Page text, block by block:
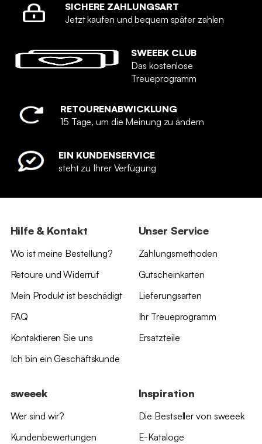
SICHERE ZAHLUNGSART
Jetzt kaufen und bequem später zahlen
SWEEEK CLUB
Das kostenlose
Treueprogramm
RETOURENABWICKLUNG
15 Tage, um die Meinung zu ändern
EIN KUNDENSERVICE
steht zu Ihrer Verfügung
Hilfe & Kontakt
Wo ist meine Bestellung?
Retoure und Widerruf
Mein Produkt ist beschädigt
FAQ
Kontaktieren Sie uns
Ich bin ein Geschäftskunde
Unser Service
Zahlungsmethoden
Gutscheinkarten
Lieferungsarten
Ihr Treueprogramm
Ersatzteile
sweeek
Wer sind wir?
Kundenbewertungen
Inspiration
Die Bestseller von sweeek
E-Kataloge